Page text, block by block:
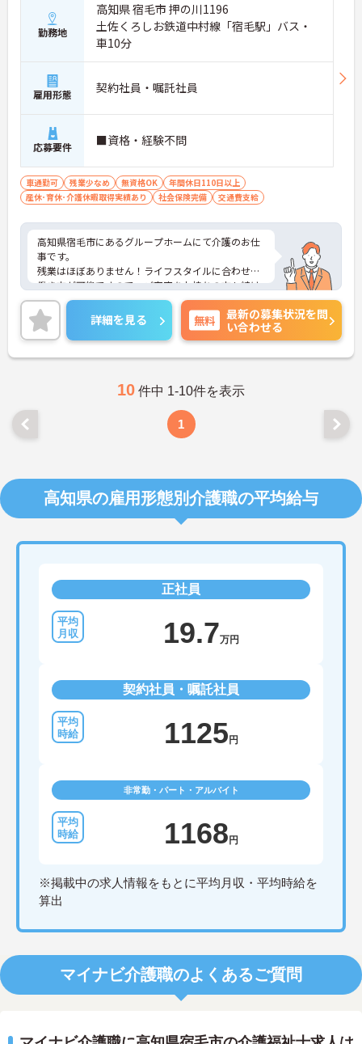
勤務地
高知県 宿毛市 押の川1196
土佐くろしお鉄道中村線「宿毛駅」バス・
車10分
雇用形態 契約社員・嘱託社員
応募要件 ■資格・経験不問
車通勤可 残業少なめ 無資格OK
年間休日110日以上
産休･育休･介護休暇取得実績あり
社会保険完備 交通費支給
高知県宿毛市にあるグループホームにて介護のお仕
事です。
残業はほぼありません！ライフスタイルに合わせた
働き方が可能ですので、ご家庭をお持ちの方も続け
やすい職場です。
ご興味がある方は是非一度マイナビまでお問い合わ
せください。さらに詳細などお伝えします！
詳細を見る 無料
最新の募集状況を問
い合わせる
10 件中 1-10件を表示
1
高知県の雇用形態別介護職の平均給与
正社員
19.7万円
契約社員・嘱託社員
1125 円
非常勤・パート・アルバイト
1168 円
※掲載中の求人情報をもとに平均月収・平均時給を
算出
マイナビ介護職のよくあるご質問